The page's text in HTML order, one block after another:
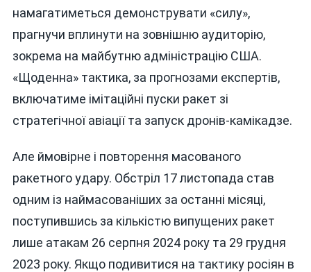
намагатиметься демонструвати «силу»,
прагнучи вплинути на зовнішню аудиторію,
зокрема на майбутню адміністрацію США.
«Щоденна» тактика, за прогнозами експертів,
включатиме імітаційні пуски ракет зі
стратегічної авіації та запуск дронів-камікадзе.
Але ймовірне і повторення масованого
ракетного удару. Обстріл 17 листопада став
одним із наймасованіших за останні місяці,
поступившись за кількістю випущених ракет
лише атакам 26 серпня 2024 року та 29 грудня
2023 року. Якщо подивитися на тактику росіян в